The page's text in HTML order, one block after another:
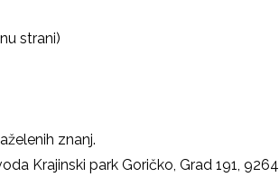
strani)
znanj.
Krajinski park Goričko, Grad 191, 9264